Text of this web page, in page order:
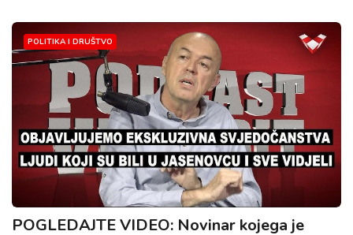
POLITIKA I DRUŠTVO
POGLEDAJTE VIDEO: Novinar kojega je